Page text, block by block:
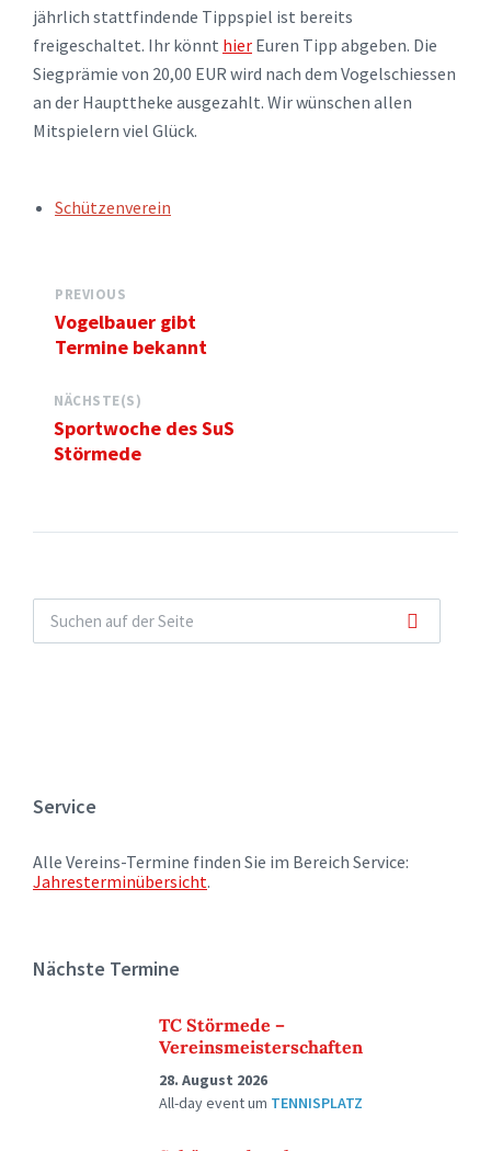
jährlich stattfindende Tippspiel ist bereits
freigeschaltet. Ihr könnt hier Euren Tipp abgeben. Die
Siegprämie von 20,00 EUR wird nach dem Vogelschiessen
an der Haupttheke ausgezahlt. Wir wünschen allen
Mitspielern viel Glück.
TAGS:Schützenverein
PREVIOUS
Vogelbauer gibt
Termine bekannt
NÄCHSTE(S)
Sportwoche des SuS
Störmede
Service
Alle Vereins-Termine finden Sie im Bereich Service:
Jahresterminübersicht.
Nächste Termine
TC Störmede –
Vereinsmeisterschaften
28. August 2026
All-day eventum TENNISPLATZ